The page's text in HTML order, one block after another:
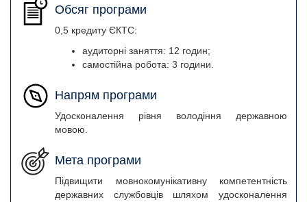
Обсяг програми
0,5 кредиту ЄКТС:
аудиторні заняття: 12 годин;
самостійна робота: 3 години.
Напрям програми
Удосконалення рівня володіння державною
мовою.
Мета програми
Підвищити мовнокомунікативну компетентність
державних службовців шляхом удосконалення